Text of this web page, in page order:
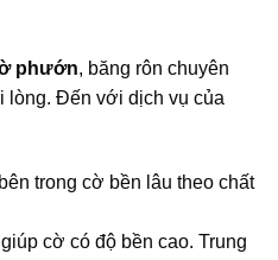
phướn, băng rôn chuyên
lòng. Đến với dịch vụ của
trong cờ bền lâu theo chất
cờ có độ bền cao. Trung